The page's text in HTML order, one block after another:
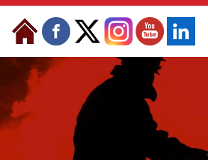
Skip to Content